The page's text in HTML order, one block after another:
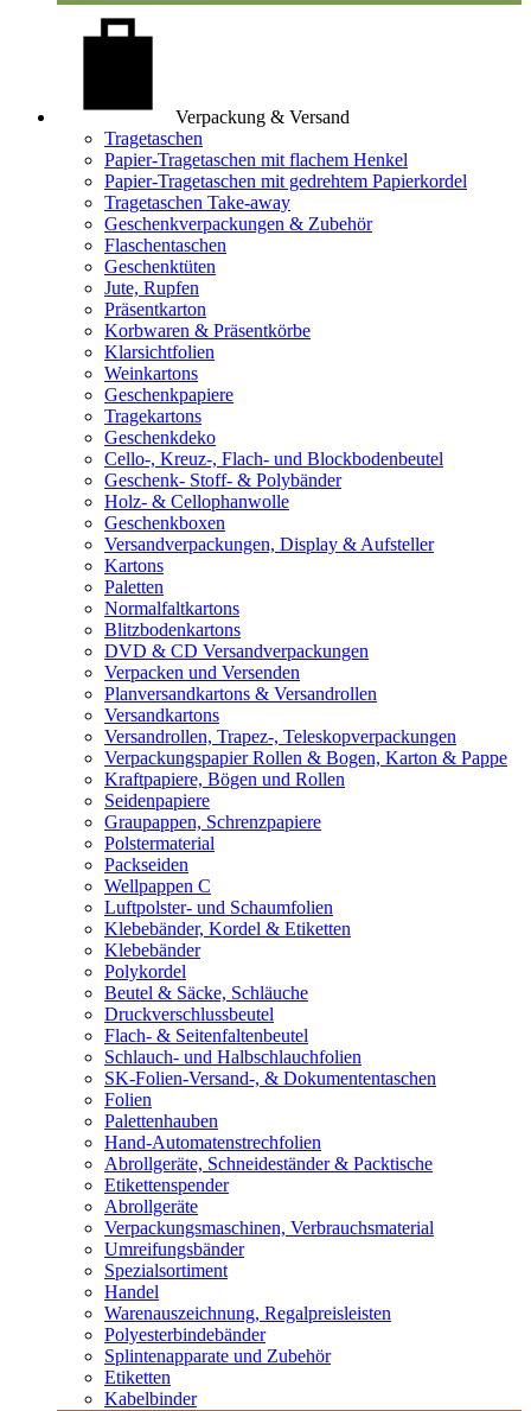
Verpackung & Versand
Tragetaschen
Papier-Tragetaschen mit flachem Henkel
Papier-Tragetaschen mit gedrehtem Papierkordel
Tragetaschen Take-away
Geschenkverpackungen & Zubehör
Flaschentaschen
Geschenktüten
Jute, Rupfen
Präsentkarton
Korbwaren & Präsentkörbe
Klarsichtfolien
Weinkartons
Geschenkpapiere
Tragekartons
Geschenkdeko
Cello-, Kreuz-, Flach- und Blockbodenbeutel
Geschenk- Stoff- & Polybänder
Holz- & Cellophanwolle
Geschenkboxen
Versandverpackungen, Display & Aufsteller
Kartons
Paletten
Normalfaltkartons
Blitzbodenkartons
DVD & CD Versandverpackungen
Verpacken und Versenden
Planversandkartons & Versandrollen
Versandkartons
Versandrollen, Trapez-, Teleskopverpackungen
Verpackungspapier Rollen & Bogen, Karton & Pappe
Kraftpapiere, Bögen und Rollen
Seidenpapiere
Graupappen, Schrenzpapiere
Polstermaterial
Packseiden
Wellpappen C
Luftpolster- und Schaumfolien
Klebebänder, Kordel & Etiketten
Klebebänder
Polykordel
Beutel & Säcke, Schläuche
Druckverschlussbeutel
Flach- & Seitenfaltenbeutel
Schlauch- und Halbschlauchfolien
SK-Folien-Versand-, & Dokumententaschen
Folien
Palettenhauben
Hand-Automatenstrechfolien
Abrollgeräte, Schneideständer & Packtische
Etikettenspender
Abrollgeräte
Verpackungsmaschinen, Verbrauchsmaterial
Umreifungsbänder
Spezialsortiment
Handel
Warenauszeichnung, Regalpreisleisten
Polyesterbindebänder
Splintenapparate und Zubehör
Etiketten
Kabelbinder